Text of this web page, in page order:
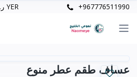
+967776511990 YER ر.ي
عساف طقم عطر منوع